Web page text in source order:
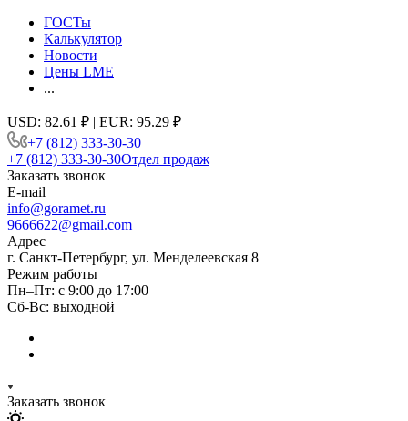
ГОСТы
Калькулятор
Новости
Цены LME
...
USD: 82.61 ₽ | EUR: 95.29 ₽
+7 (812) 333-30-30
+7 (812) 333-30-30Отдел продаж
Заказать звонок
E-mail
info@goramet.ru
9666622@gmail.com
Адрес
г. Санкт-Петербург, ул. Менделеевская 8
Режим работы
Пн–Пт: с 9:00 до 17:00
Сб-Вс: выходной
Заказать звонок